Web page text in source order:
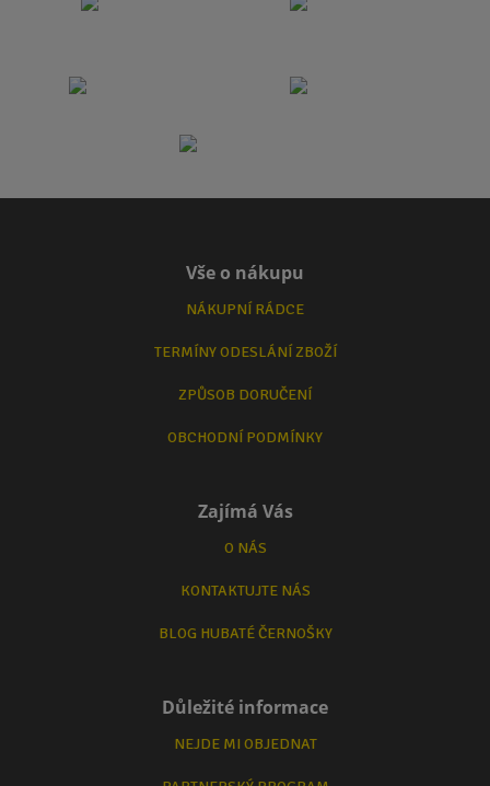
Vše o nákupu
NÁKUPNÍ RÁDCE
TERMÍNY ODESLÁNÍ ZBOŽÍ
ZPŮSOB DORUČENÍ
OBCHODNÍ PODMÍNKY
Zajímá Vás
O NÁS
KONTAKTUJTE NÁS
BLOG HUBATÉ ČERNOŠKY
Důležité informace
NEJDE MI OBJEDNAT